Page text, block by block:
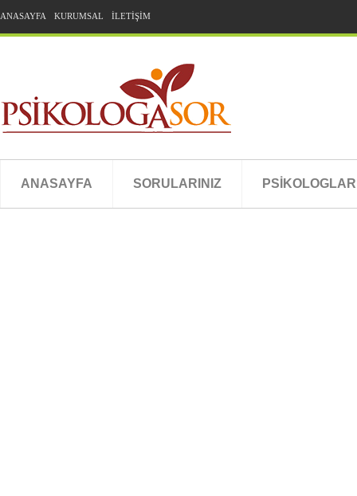
ANASAYFA KURUMSAL İLETİŞİM
ANASAYFA SORULARINIZ